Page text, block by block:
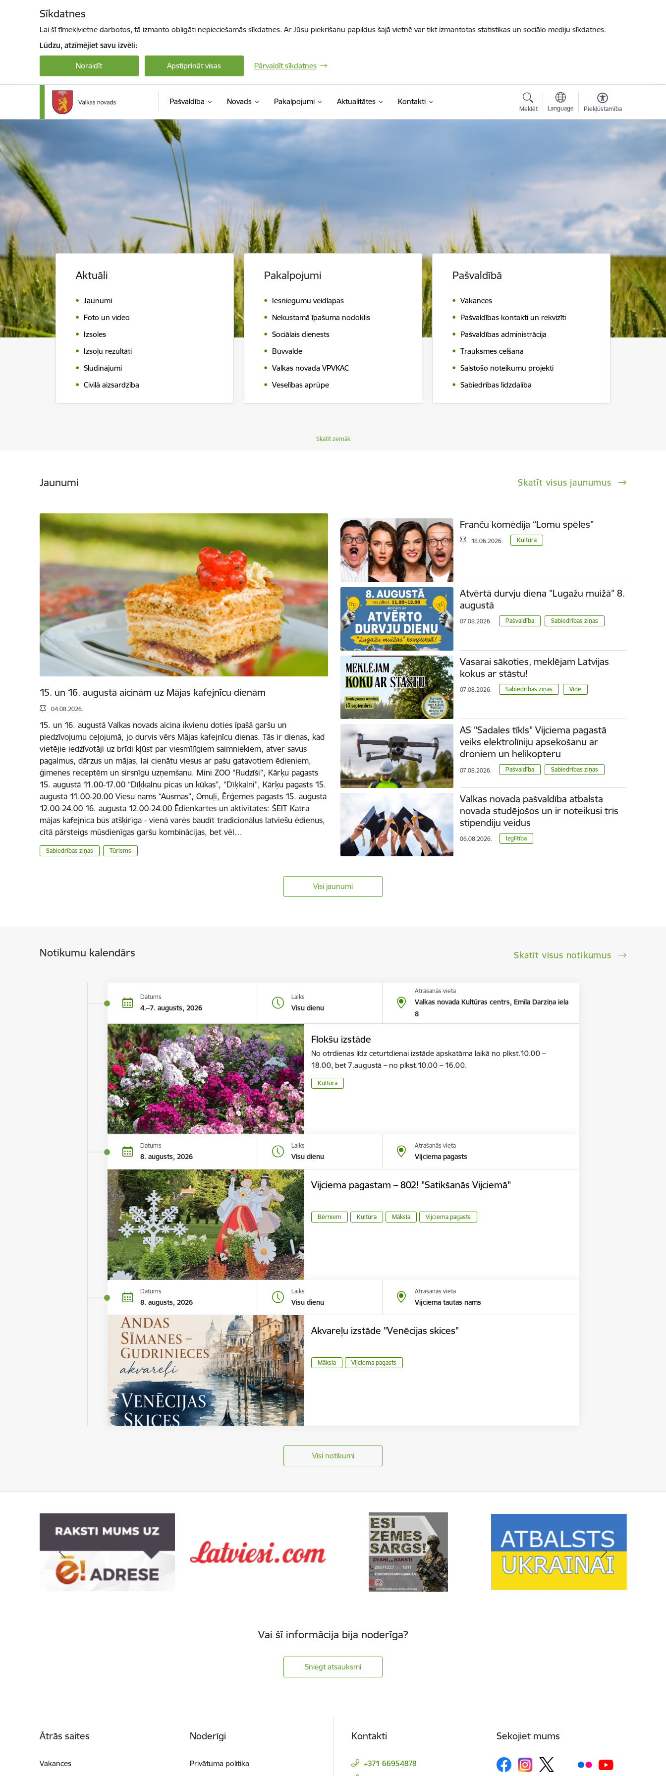
Sīkdatnes
Lai šī tīmekļvietne darbotos, tā izmanto obligāti nepieciešamās sīkdatnes. Ar Jūsu piekrišanu papildus šajā vietnē var tikt izmantotas statistikas un sociālo mediju sīkdatnes.
Lūdzu, atzīmējiet savu izvēli:
Noraidīt Apstiprināt visas Pārvaldīt sīkdatnes
Pašvaldība Novads Pakalpojumi Aktualitātes Kontakti
Meklēt Language Piekļūstamība
Valkas novada pašvaldība
Aktuāli
Jaunumi
Foto un video
Izsoles
Izsoļu rezultāti
Sludinājumi
Civilā aizsardzība
Pakalpojumi
Iesniegumu veidlapas
Nekustamā īpašuma nodoklis
Sociālais dienests
Būvvalde
Valkas novada VPVKAC
Veselības aprūpe
Pašvaldībā
Vakances
Pašvaldības kontakti un rekvizīti
Pašvaldības administrācija
Trauksmes celšana
Saistošo noteikumu projekti
Sabiedrības līdzdalība
Skatīt zemāk
Jaunumi Skatīt visus jaunumus
15. un 16. augustā aicinām uz Mājas kafejnīcu dienām
04.08.2026.
15. un 16. augustā Valkas novads aicina ikvienu doties īpašā garšu un
piedzīvojumu ceļojumā, jo durvis vērs Mājas kafejnīcu dienas. Tās ir dienas, kad
vietējie iedzīvotāji uz brīdi kļūst par viesmīlīgiem saimniekiem, atver savus
pagalmus, dārzus un mājas, lai cienātu viesus ar pašu gatavotiem ēdieniem,
ģimenes receptēm un sirsnīgu uzņemšanu. Mini ZOO “Rudzīši”, Kārķu pagasts
15. augustā 11.00-17.00 “Dīķkalnu picas un kūkas”, “Dīķkalni”, Kārķu pagasts 15.
augustā 11.00-20.00 Viesu nams “Ausmas”, Omuļi, Ērģemes pagasts 15. augustā
12.00-24.00 16. augustā 12.00-24.00 Ēdienkartes un aktivitātes: ŠEIT Katra
mājas kafejnīca būs atšķirīga - vienā varēs baudīt tradicionālus latviešu ēdienus,
citā pārsteigs mūsdienīgas garšu kombinācijas, bet vēl…
Sabiedrības ziņas Tūrisms
Franču komēdija “Lomu spēles”
18.06.2026. Kultūra
Atvērtā durvju diena "Lugažu muižā" 8.
augustā
07.08.2026. Pašvaldība Sabiedrības ziņas
Vasarai sākoties, meklējam Latvijas
kokus ar stāstu!
07.08.2026. Sabiedrības ziņas Vide
AS "Sadales tīkls" Vijciema pagastā
veiks elektrolīniju apsekošanu ar
droniem un helikopteru
07.08.2026. Pašvaldība Sabiedrības ziņas
Valkas novada pašvaldība atbalsta
novada studējošos un ir noteikusi trīs
stipendiju veidus
06.08.2026. Izglītība
Visi jaunumi
Notikumu kalendārs Skatīt visus notikumus
Datums
4.–7. augusts, 2026
Laiks
Visu dienu
Atrašanās vieta
Valkas novada Kultūras centrs, Emīla Darziņa iela
8
Flokšu izstāde
No otrdienas līdz ceturtdienai izstāde apskatāma laikā no plkst.10.00 –
18.00, bet 7.augustā – no plkst.10.00 – 16.00.
Kultūra
Datums
8. augusts, 2026
Laiks
Visu dienu
Atrašanās vieta
Vijciema pagasts
Vijciema pagastam – 802! "Satikšanās Vijciemā"
Bērniem Kultūra Māksla Vijciema pagasts
Datums
8. augusts, 2026
Laiks
Visu dienu
Atrašanās vieta
Vijciema tautas nams
Akvareļu izstāde "Venēcijas skices"
Māksla Vijciema pagasts
Visi notikumi
Vai šī informācija bija noderīga?
Sniegt atsauksmi
Ātrās saites
Vakances
Noderīgi
Privātuma politika
Kontakti
+371 66954878
Sekojiet mums